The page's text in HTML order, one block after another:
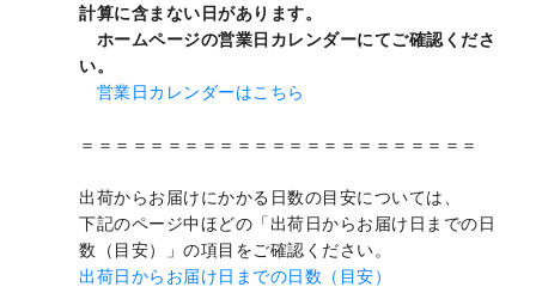
計算に含まない日があります。
ホームページの営業日カレンダーにてご確認くださ
い。
営業日カレンダーはこちら
＝＝＝＝＝＝＝＝＝＝＝＝＝＝＝＝＝＝＝＝＝＝＝
出荷からお届けにかかる日数の目安については、
下記のページ中ほどの「出荷日からお届け日までの日
数（目安）」の項目をご確認ください。
出荷日からお届け日までの日数（目安）